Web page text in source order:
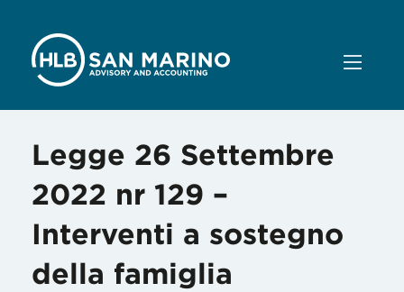
Legge 26 Settembre
2022 nr 129 –
Interventi a sostegno
della famiglia